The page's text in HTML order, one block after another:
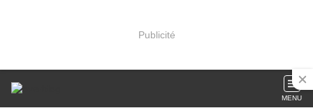
Publicité
MENU